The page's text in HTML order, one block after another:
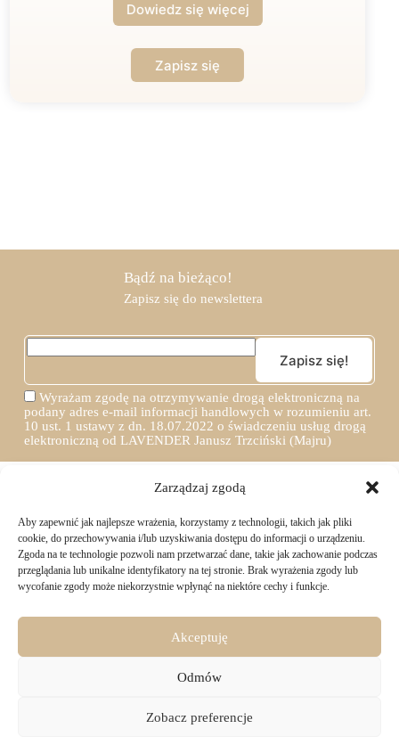
Zarządzaj zgodą
Aby zapewnić jak najlepsze wrażenia, korzystamy z technologii, takich jak pliki
cookie, do przechowywania i/lub uzyskiwania dostępu do informacji o urządzeniu.
Zgoda na te technologie pozwoli nam przetwarzać dane, takie jak zachowanie podczas
przeglądania lub unikalne identyfikatory na tej stronie. Brak wyrażenia zgody lub
wycofanie zgody może niekorzystnie wpłynąć na niektóre cechy i funkcje.
Akceptuję
Odmów
Zobacz preferencje
Dowiedz się więcej
Bądź na bieżąco!
Zapisz się do newslettera
Wyrażam zgodę na otrzymywanie drogą elektroniczną na
podany adres e-mail informacji handlowych w rozumieniu art.
10 ust. 1 ustawy z dn. 18.07.2022 o świadczeniu usług drogą
elektroniczną od LAVENDER Janusz Trzciński (Majru)
TWOJE ZAKUPY
Logowanie i rejestracja
Jak złożyć zamówienie
Formy płatności
14 dni na zwrot zakupów
INFORMACJE PRAWNE
Regulamin sklepu
Materiały do pobrania
KONTAKT
biuro@majru.comCopyright © 2026 - Majru